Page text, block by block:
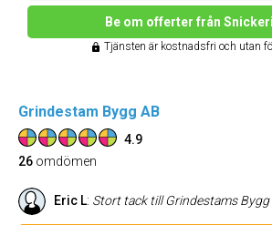
Be om offerter från
Tjänsten är kostnadsfri och utan
Grindestam Bygg AB
4.9
26 omdömen
Eric L: Stort tack till Grindestams Bygg AB och Oscar som genomförde vår omfattande köksrenovering. Jag kan skriva under på att Grindestams Bygg har känsla för kvalitet. Vi byggde ett helt nytt kök i huset, Oscar förverkligade verkligen vår vision och kom med många bra förslag under projektet. Kommunikationen med Oscar funkar suveränt och